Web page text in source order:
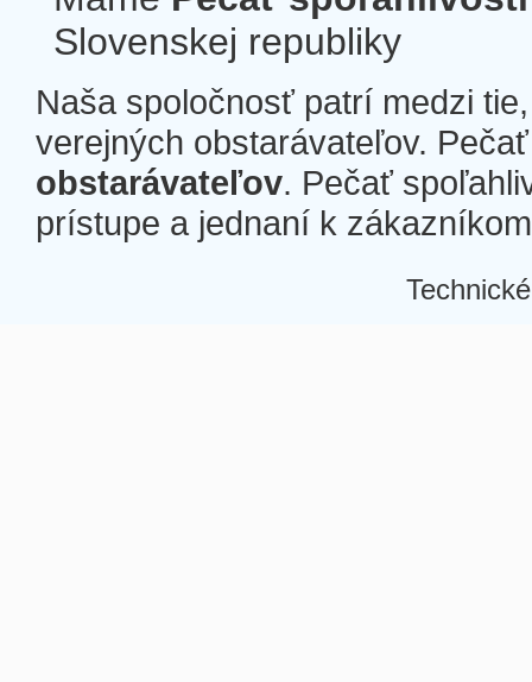
Slovenskej republiky
Naša spoločnosť patrí medzi
verejných obstarávateľov.
obstarávateľov. Pečať
prístupe a jednaní k